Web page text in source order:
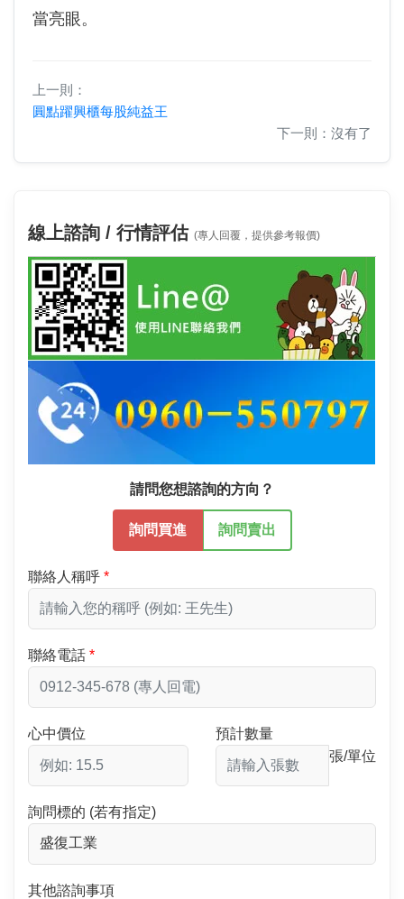
當亮眼。
上一則：
圓點躍興櫃每股純益王
下一則：沒有了
線上諮詢 / 行情評估 (專人回覆，提供參考報價)
請問您想諮詢的方向？
詢問買進 詢問賣出
聯絡人稱呼
聯絡電話
心中價位
預計數量
張/單位
詢問標的 (若有指定)
其他諮詢事項